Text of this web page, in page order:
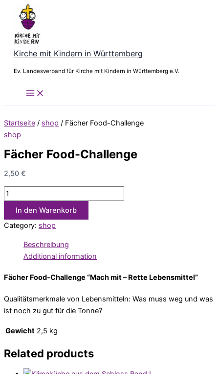
Inhalt
springen
Kirche mit Kindern in Württemberg
Ev. Landesverband für Kirche mit Kindern in Württemberg e.V.
Startseite / shop / Fächer Food-Challenge
shop
Fächer Food-Challenge
2,50 €
Fächer
Food-
Challenge
quantity
In den Warenkorb
Category: shop
Beschreibung
Additional information
Fächer Food-Challenge “Mach mit – Rette Lebensmittel”
Qualitätsmerkmale von Lebensmitteln: Was muss weg und was
ist noch zu gut für die Tonne?
Gewicht 2,5 kg
Related products